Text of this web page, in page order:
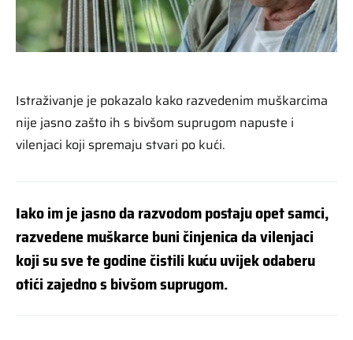
Istraživanje je pokazalo kako razvedenim muškarcima
nije jasno zašto ih s bivšom suprugom napuste i
vilenjaci koji spremaju stvari po kući.
Iako im je jasno da razvodom postaju opet samci,
razvedene muškarce buni činjenica da vilenjaci
koji su sve te godine čistili kuću uvijek odaberu
otići zajedno s bivšom suprugom.